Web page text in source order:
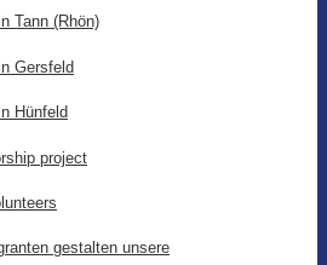
Tann (Rhön)
Gersfeld
Hünfeld
project
gestalten unsere